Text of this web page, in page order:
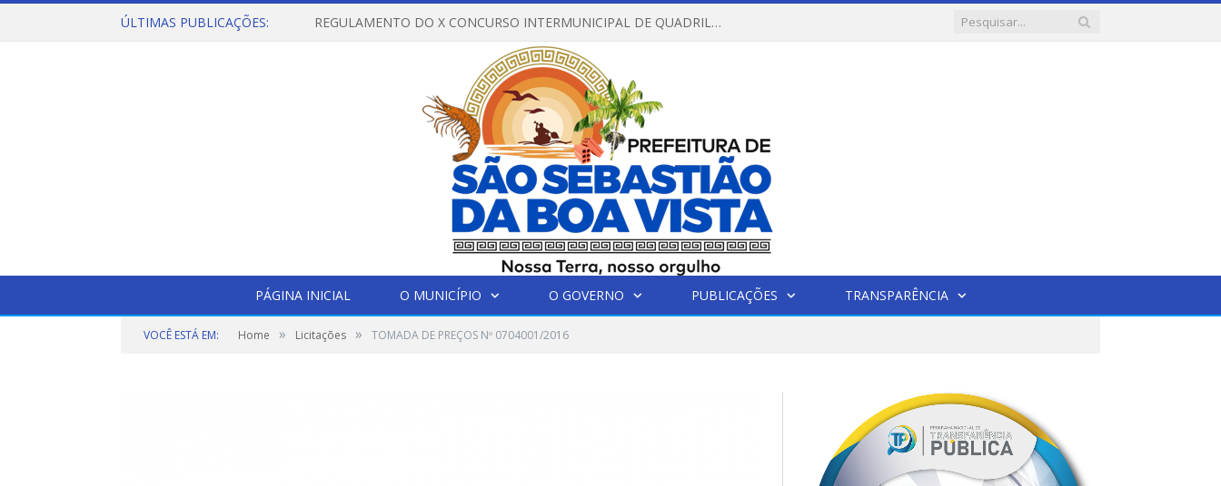
ÚLTIMAS PUBLICAÇÕES: REGULAMENTO DO X CONCURSO INTERMUNICIPAL DE QUADRILHAS JUNINAS – 2026 – ARRAIÁ DA VENEZA
PÁGINA INICIAL O MUNICÍPIO O GOVERNO PUBLICAÇÕES TRANSPARÊNCIA
VOCÊ ESTÁ EM: Home » Licitações » TOMADA DE PREÇOS Nº 0704001/2016